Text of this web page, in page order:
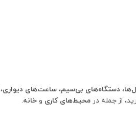
، دستگاه‌های بی‌سیم، ساعت‌های دیواری،
از جمله درمحیط‌های کاری وخانه.